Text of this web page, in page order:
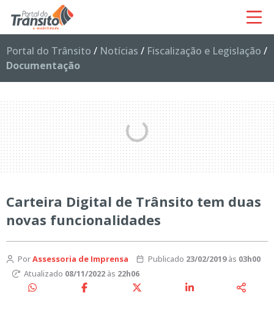
Portal do Trânsito / Notícias / Fiscalização e Legislação /
Documentação
Carteira Digital de Trânsito tem duas
novas funcionalidades
PorAssessoria de Imprensa Publicado 23/02/2019às 03h00
Atualizado 08/11/2022às 22h06